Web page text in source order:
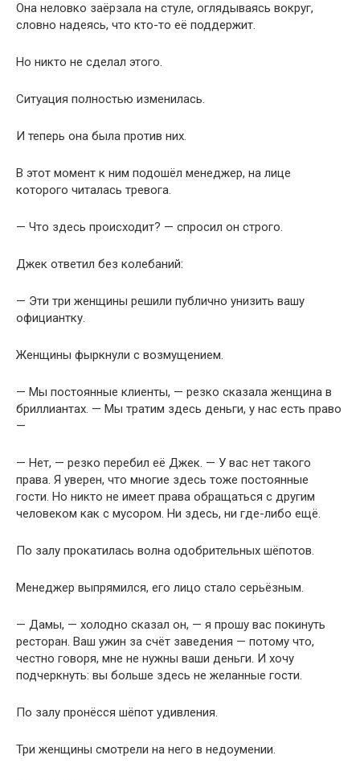
Она неловко заёрзала на стуле, оглядываясь вокруг,
словно надеясь, что кто-то её поддержит.
Но никто не сделал этого.
Ситуация полностью изменилась.
И теперь она была против них.
В этот момент к ним подошёл менеджер, на лице
которого читалась тревога.
— Что здесь происходит? — спросил он строго.
Джек ответил без колебаний:
— Эти три женщины решили публично унизить вашу
официантку.
Женщины фыркнули с возмущением.
— Мы постоянные клиенты, — резко сказала женщина в
бриллиантах. — Мы тратим здесь деньги, у нас есть право
—
— Нет, — резко перебил её Джек. — У вас нет такого
права. Я уверен, что многие здесь тоже постоянные
гости. Но никто не имеет права обращаться с другим
человеком как с мусором. Ни здесь, ни где-либо ещё.
По залу прокатилась волна одобрительных шёпотов.
Менеджер выпрямился, его лицо стало серьёзным.
— Дамы, — холодно сказал он, — я прошу вас покинуть
ресторан. Ваш ужин за счёт заведения — потому что,
честно говоря, мне не нужны ваши деньги. И хочу
подчеркнуть: вы больше здесь не желанные гости.
По залу пронёсся шёпот удивления.
Три женщины смотрели на него в недоумении.